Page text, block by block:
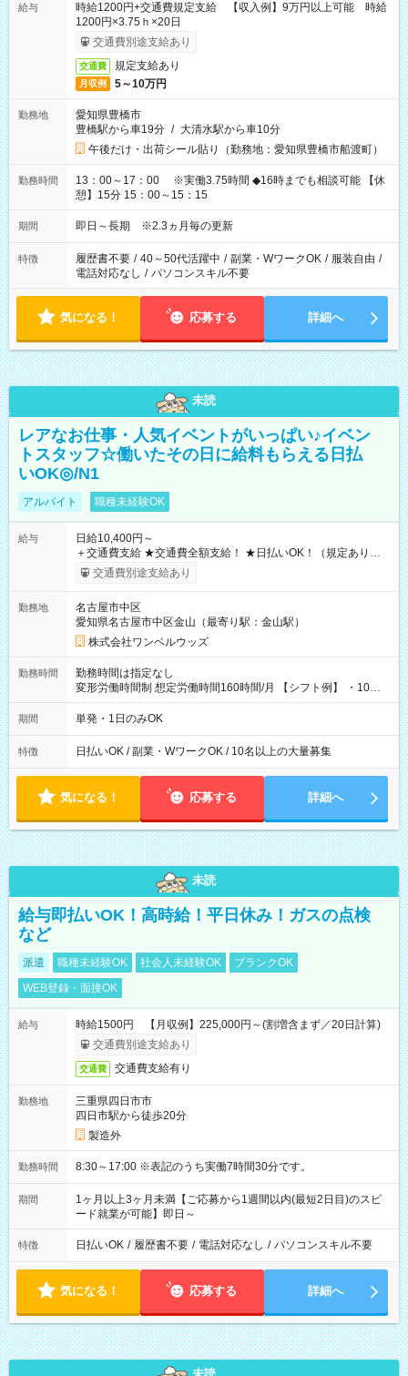
給与
時給1200円+交通費規定支給 【収入例】9万円以上可能 時給
1200円×3.75ｈ×20日
交通費別途支給あり
交通費 規定支給あり
月収例 5～10万円
勤務地
愛知県豊橋市
豊橋駅から車19分 / 大清水駅から車10分
午後だけ・出荷シール貼り（勤務地：愛知県豊橋市船渡町）
勤務時間
13：00～17：00 ※実働3.75時間 ◆16時までも相談可能 【休
憩】15分 15：00～15：15
期間 即日～長期 ※2.3ヵ月毎の更新
特徴 履歴書不要 / 40～50代活躍中 / 副業・WワークOK / 服装自由 /
電話対応なし / パソコンスキル不要
気になる！ 応募する 詳細へ
未読
レアなお仕事・人気イベントがいっぱい♪イベン
トスタッフ☆働いたその日に給料もらえる日払
いOK◎/N1
アルバイト 職種未経験OK
給与
日給10,400円～
＋交通費支給 ★交通費全額支給！ ★日払いOK！（規定あり） ┗
働いたその日に現金GET♪ お仕事後はコンビニATMから 日払
交通費別途支給あり
勤務地
名古屋市中区
愛知県名古屋市中区金山（最寄り駅：金山駅）
株式会社ワンベルウッズ
勤務時間
勤務時間は指定なし
変形労働時間制 想定労働時間160時間/月 【シフト例】 ・10：
00～20：00
期間 単発・1日のみOK
特徴 日払いOK / 副業・WワークOK / 10名以上の大量募集
気になる！ 応募する 詳細へ
未読
給与即払いOK！高時給！平日休み！ガスの点検
など
派遣 職種未経験OK 社会人未経験OK
ブランクOK
WEB登録・面接OK
給与
時給1500円 【月収例】225,000円～(割増含まず／20日計算)
交通費別途支給あり
交通費 交通費支給有り
勤務地
三重県四日市市
四日市駅から徒歩20分
製造外
勤務時間 8:30～17:00 ※表記のうち実働7時間30分です。
期間
1ヶ月以上3ヶ月未満【ご応募から1週間以内(最短2日目)のスピ
ード就業が可能】即日～
特徴 日払いOK / 履歴書不要 / 電話対応なし / パソコンスキル不要
気になる！ 応募する 詳細へ